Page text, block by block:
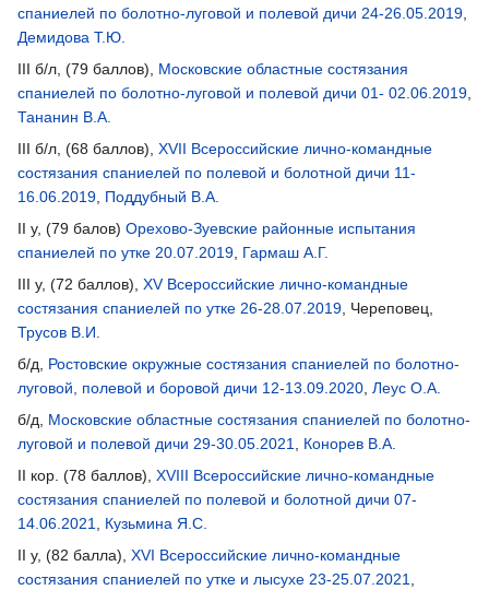
спаниелей по болотно-луговой и полевой дичи 24-26.05.2019,
Демидова Т.Ю.
III б/л, (79 баллов), Московские областные состязания
спаниелей по болотно-луговой и полевой дичи 01- 02.06.2019,
Тананин В.А.
III б/л, (68 баллов), XVII Всероссийские лично-командные
состязания спаниелей по полевой и болотной дичи 11-
16.06.2019, Поддубный В.А.
II у, (79 балов) Орехово-Зуевские районные испытания
спаниелей по утке 20.07.2019, Гармаш А.Г.
III у, (72 баллов), XV Всероссийские лично-командные
состязания спаниелей по утке 26-28.07.2019, Череповец,
Трусов В.И.
б/д, Ростовские окружные состязания спаниелей по болотно-
луговой, полевой и боровой дичи 12-13.09.2020, Леус О.А.
б/д, Московские областные состязания спаниелей по болотно-
луговой и полевой дичи 29-30.05.2021, Конорев В.А.
II кор. (78 баллов), XVIII Всероссийские лично-командные
состязания спаниелей по полевой и болотной дичи 07-
14.06.2021, Кузьмина Я.С.
II у, (82 балла), XVI Всероссийские лично-командные
состязания спаниелей по утке и лысухе 23-25.07.2021,